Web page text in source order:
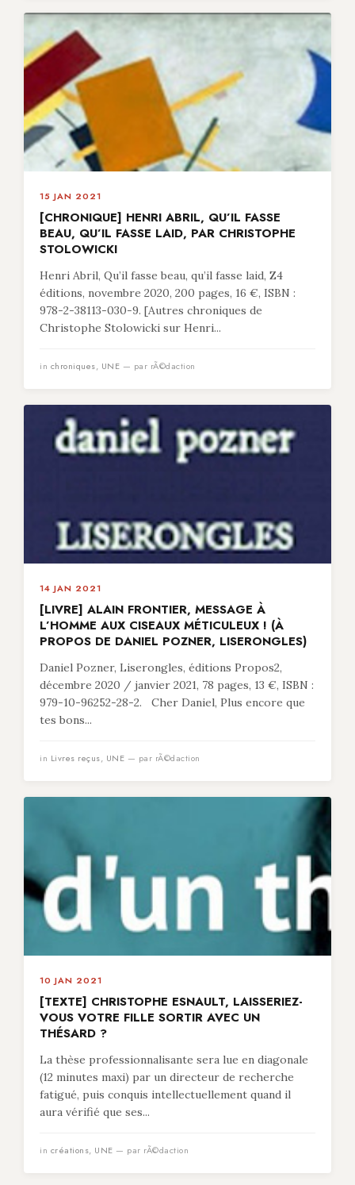
15 JAN 2021
[CHRONIQUE] HENRI ABRIL, QU’IL FASSE
BEAU, QU’IL FASSE LAID, PAR CHRISTOPHE
STOLOWICKI
Henri Abril, Qu’il fasse beau, qu’il fasse laid, Z4
éditions, novembre 2020, 200 pages, 16 €, ISBN :
978-2-38113-030-9. [Autres chroniques de
Christophe Stolowicki sur Henri...
in chroniques, UNE — par rÃ©daction
14 JAN 2021
[LIVRE] ALAIN FRONTIER, MESSAGE À
L’HOMME AUX CISEAUX MÉTICULEUX ! (À
PROPOS DE DANIEL POZNER, LISERONGLES)
Daniel Pozner, Liserongles, éditions Propos2,
décembre 2020 / janvier 2021, 78 pages, 13 €, ISBN :
979-10-96252-28-2. Cher Daniel, Plus encore que
tes bons...
in Livres reçus, UNE — par rÃ©daction
10 JAN 2021
[TEXTE] CHRISTOPHE ESNAULT, LAISSERIEZ-
VOUS VOTRE FILLE SORTIR AVEC UN
THÉSARD ?
La thèse professionnalisante sera lue en diagonale
(12 minutes maxi) par un directeur de recherche
fatigué, puis conquis intellectuellement quand il
aura vérifié que ses...
in créations, UNE — par rÃ©daction